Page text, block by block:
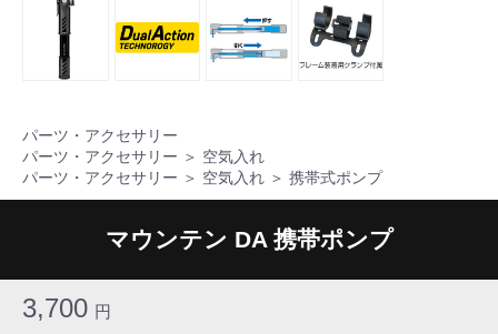
パーツ・アクセサリー
パーツ・アクセサリー ＞ 空気入れ
パーツ・アクセサリー ＞ 空気入れ ＞ 携帯式ポンプ
マウンテン DA 携帯ポンプ
3,700 円